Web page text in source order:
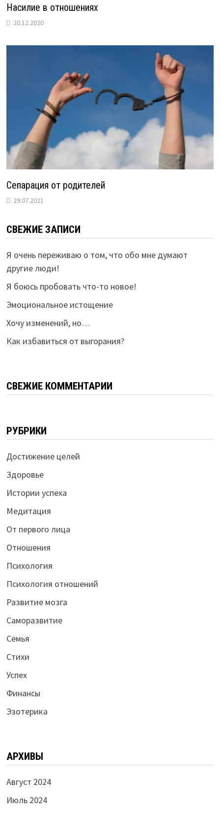
Насилие в отношениях
20.12.2020
Сепарация от родителей
29.07.2021
СВЕЖИЕ ЗАПИСИ
Я очень переживаю о том, что обо мне думают
другие люди!
Я боюсь пробовать что-то новое!
Эмоциональное истощение
Хочу изменений, но…
Как избавиться от выгорания?
СВЕЖИЕ КОММЕНТАРИИ
РУБРИКИ
Достижение целей
Здоровье
Истории успеха
Медитация
От первого лица
Отношения
Психология
Психология отношений
Развитие мозга
Саморазвитие
Семья
Стихи
Успех
Финансы
Эзотерика
АРХИВЫ
Август 2024
Июль 2024